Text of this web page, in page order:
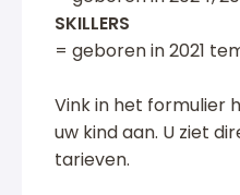
SKILLERS
= geboren in 2021
Vink in het formulier
uw kind aan. U ziet
tarieven.